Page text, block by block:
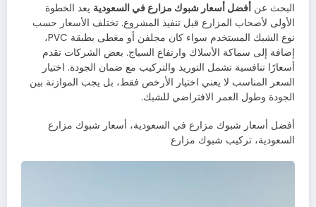
البحث عن أفضل أسعار شبوك مزارع في السعودية يعد الخطوة
الأولى لأصحاب المزارع قبل تنفيذ المشروع. تختلف الأسعار حسب
نوع الشبك المستخدم سواء كان مجلفن أو مغطى بطبقة PVC،
إضافة إلى سماكة الأسلاك وارتفاع السياج. بعض الشركات تقدم
أسعارًا تنافسية تشمل التوريد والتركيب مع ضمان الجودة. اختيار
السعر المناسب لا يعني اختيار الأرخص فقط، بل يجب الموازنة بين
الجودة وطول العمر الافتراضي للشبك.
أفضل أسعار شبوك مزارع في السعودية، أسعار شبوك مزارع
السعودية، تركيب شبوك مزارع